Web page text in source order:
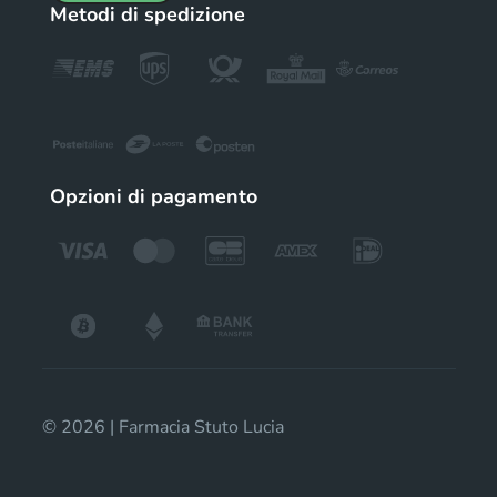
Metodi di spedizione
Opzioni di pagamento
© 2026 | Farmacia Stuto Lucia